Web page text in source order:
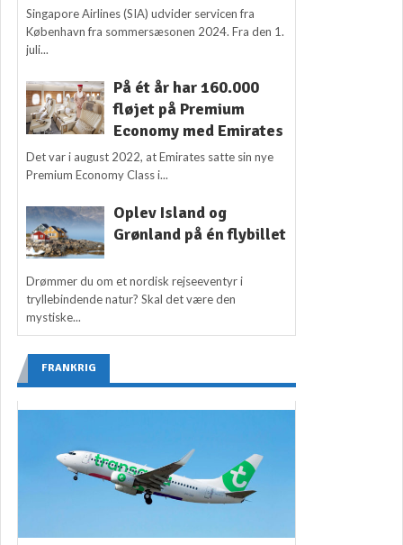
Singapore Airlines (SIA) udvider servicen fra
København fra sommersæsonen 2024. Fra den 1.
juli...
På ét år har 160.000
fløjet på Premium
Economy med Emirates
Det var i august 2022, at Emirates satte sin nye
Premium Economy Class i...
Oplev Island og
Grønland på én flybillet
Drømmer du om et nordisk rejseeventyr i
tryllebindende natur? Skal det være den
mystiske...
FRANKRIG